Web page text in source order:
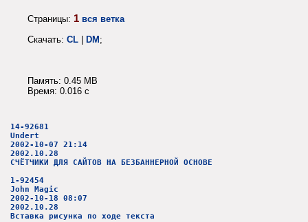
Страницы: 1 вся ветка
Скачать: CL | DM;
Память: 0.45 MB
Время: 0.016 c
14-92681
Undert
2002-10-07 21:14
2002.10.28
СЧЁТЧИКИ ДЛЯ САЙТОВ НА БЕЗБАННЕРНОЙ ОСНОВЕ
1-92454
John Magic
2002-10-18 08:07
2002.10.28
Вставка рисунка по ходе текста